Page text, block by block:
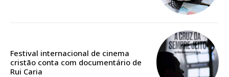
Festival internacional de cinema
cristão conta com documentário de
Rui Caria